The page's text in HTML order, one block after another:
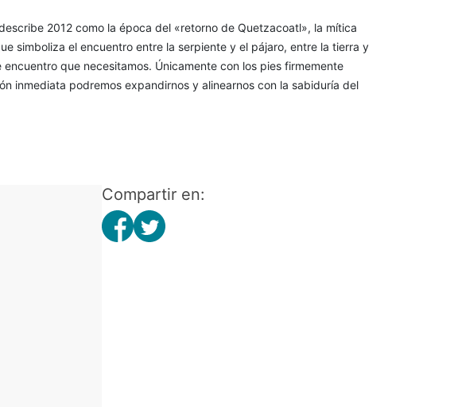
2012 como la época del «retorno de Quetzacoatl», la mítica
simboliza el encuentro entre la serpiente y el pájaro, entre la tierra y
que necesitamos. Únicamente con los pies firmemente
inmediata podremos expandirnos y alinearnos con la sabiduría del
Compartir en: